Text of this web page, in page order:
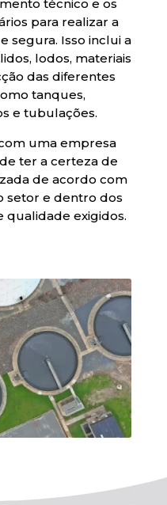
técnico e os
para realizar a
segura. Isso inclui a
lodos, materiais
das diferentes
tanques,
e tubulações.
uma empresa
ter a certeza de
de acordo com
setor e dentro dos
qualidade exigidos.